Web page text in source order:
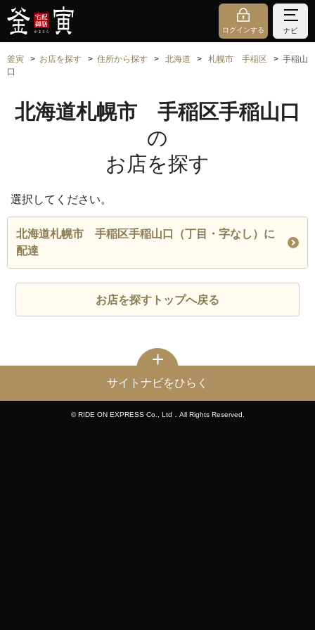
ログインする ナビ
釜寅 お店を探す 住所から探す 北海道 札幌市 手稲区
手稲山
口
北海道札幌市 手稲区手稲山口
の
お店を探す
選択してください。
北海道札幌市 手稲区手稲山口（丁目・字なし）に
配達
お店を探すトップへ戻る
サイトナビをひらく
© RIDE ON EXPRESS Co., Ltd．All Rights Reserved.